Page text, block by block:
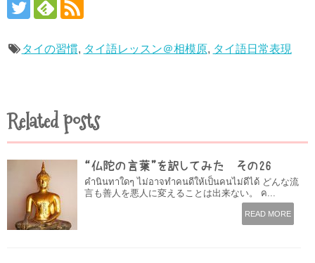
タイの習慣, タイ語レッスン＠相模原, タイ語日常表現
Related posts
“仏陀の言葉”を訳してみた その26
คำนินทาใดๆ ไม่อาจทำคนดีให้เป็นคนไม่ดีได้ どんな流
言も善人を悪人に変えることは出来ない。 ค...
READ MORE